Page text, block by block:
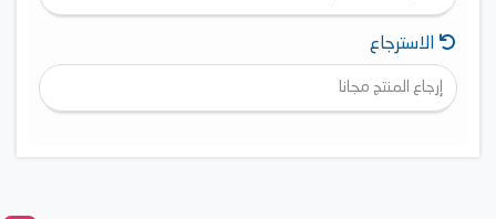
الاسترجاع
إرجاع المنتج مجانا